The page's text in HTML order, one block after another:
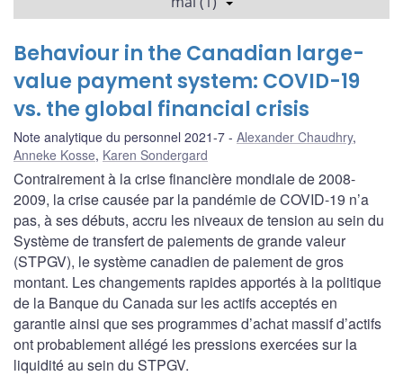
Behaviour in the Canadian large-
value payment system: COVID-19
vs. the global financial crisis
Note analytique du personnel 2021-7 Alexander Chaudhry,
Anneke Kosse, Karen Sondergard
Contrairement à la crise financière mondiale de 2008-
2009, la crise causée par la pandémie de COVID-19 n’a
pas, à ses débuts, accru les niveaux de tension au sein du
Système de transfert de paiements de grande valeur
(STPGV), le système canadien de paiement de gros
montant. Les changements rapides apportés à la politique
de la Banque du Canada sur les actifs acceptés en
garantie ainsi que ses programmes d’achat massif d’actifs
ont probablement allégé les pressions exercées sur la
liquidité au sein du STPGV.